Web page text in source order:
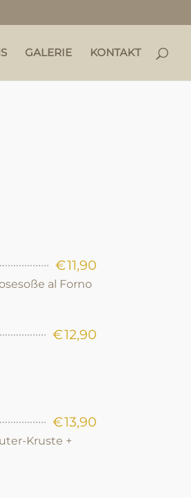
GALERIE KONTAKT
€11,90
al Forno
€12,90
€13,90
Kruste +